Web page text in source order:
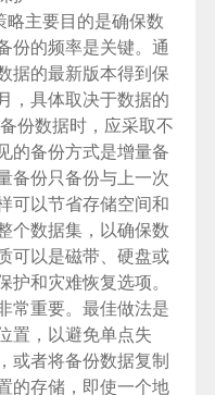
略主要目的是确保数
份的频率是关键。通
据的最新版本得到保
，具体取决于数据的
份数据时，应采取不
的备份方式是增量备
备份只备份与上一次
可以节省存储空间和
个数据集，以确保数
可以是磁带、硬盘或
和灾难恢复选项。
常重要。最佳做法是
置，以避免单点失
或者将备份数据复制
的存储，即使一个地